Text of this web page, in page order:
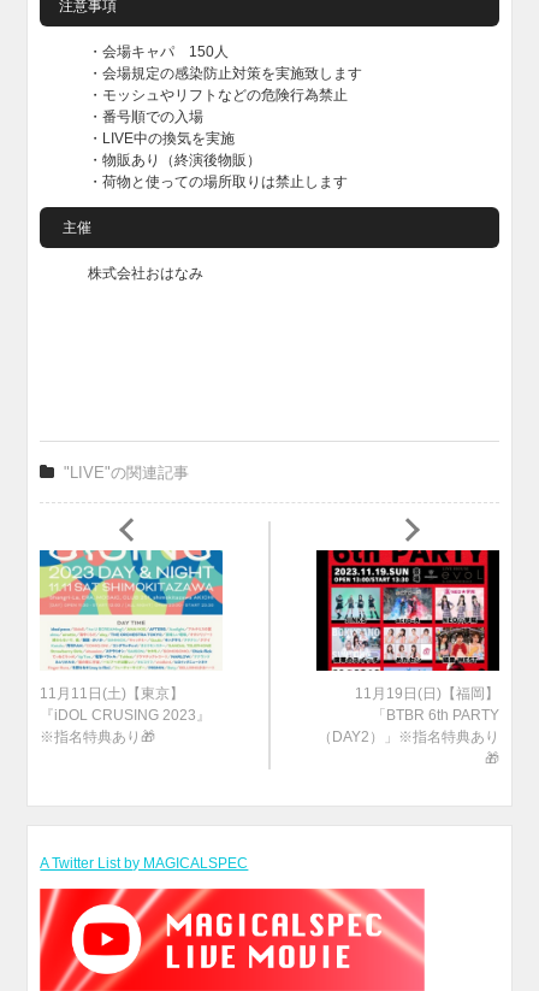
注意事項
・会場キャパ 150人
・会場規定の感染防止対策を実施致します
・モッシュやリフトなどの危険行為禁止
・番号順での入場
・LIVE中の換気を実施
・物販あり（終演後物販）
・荷物と使っての場所取りは禁止します
主催
株式会社おはなみ
"LIVE"の関連記事
11月11日(土)【東京】
『iDOL CRUSING 2023』
※指名特典あり🎁
11月19日(日)【福岡】
「BTBR 6th PARTY
（DAY2）」※指名特典あり
🎁
A Twitter List by MAGICALSPEC